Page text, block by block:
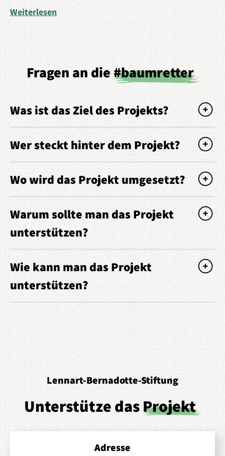
Weiterlesen
Fragen an die#baumretter
Was ist das Ziel des Projekts?
Wer steckt hinter dem Projekt?
Wo wird das Projekt umgesetzt?
Warum sollte man das Projekt
unterstützen?
Wie kann man das Projekt
unterstützen?
Lennart-Bernadotte-Stiftung
Unterstütze dasProjekt
Adresse